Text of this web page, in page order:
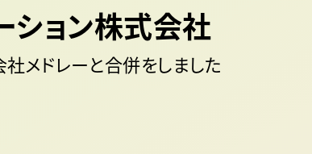
ション株式会社
メドレーと合併をしました